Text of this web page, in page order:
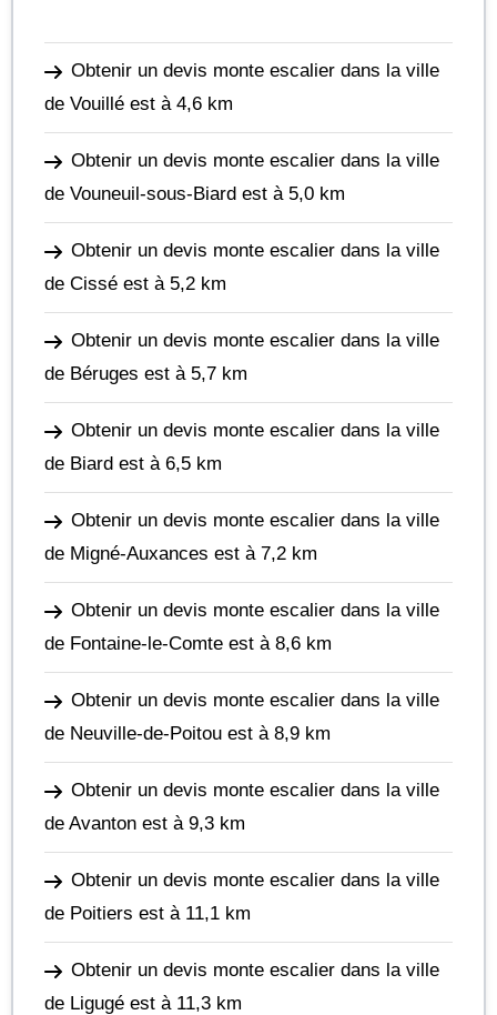
Obtenir un devis monte escalier dans la ville
de Vouillé est à 4,6 km
Obtenir un devis monte escalier dans la ville
de Vouneuil-sous-Biard est à 5,0 km
Obtenir un devis monte escalier dans la ville
de Cissé est à 5,2 km
Obtenir un devis monte escalier dans la ville
de Béruges est à 5,7 km
Obtenir un devis monte escalier dans la ville
de Biard est à 6,5 km
Obtenir un devis monte escalier dans la ville
de Migné-Auxances est à 7,2 km
Obtenir un devis monte escalier dans la ville
de Fontaine-le-Comte est à 8,6 km
Obtenir un devis monte escalier dans la ville
de Neuville-de-Poitou est à 8,9 km
Obtenir un devis monte escalier dans la ville
de Avanton est à 9,3 km
Obtenir un devis monte escalier dans la ville
de Poitiers est à 11,1 km
Obtenir un devis monte escalier dans la ville
de Ligugé est à 11,3 km